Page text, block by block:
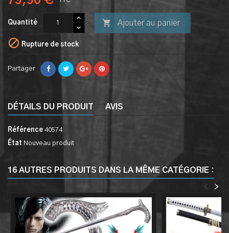
Quantité  Ajouter au panier
 Rupture de stock
Partager
DÉTAILS DU PRODUIT AVIS
Référence 40574
État Nouveau produit
16 AUTRES PRODUITS DANS LA MÊME CATÉGORIE :
>
<